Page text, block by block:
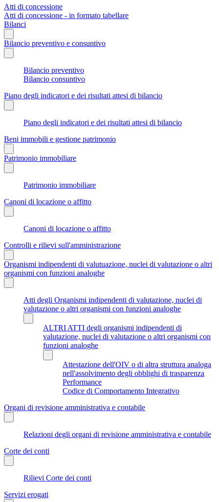
Atti di concessione
Atti di concessione - in formato tabellare
Bilanci
Bilancio preventivo e consuntivo
Bilancio preventivo
Bilancio consuntivo
Piano degli indicatori e dei risultati attesi di bilancio
Piano degli indicatori e dei risultati attesi di bilancio
Beni immobili e gestione patrimonio
Patrimonio immobiliare
Patrimonio immobiliare
Canoni di locazione o affitto
Canoni di locazione o affitto
Controlli e rilievi sull'amministrazione
Organismi indipendenti di valutuazione, nuclei di valutazione o altri
organismi con funzioni analoghe
Atti degli Organismi indipendenti di valutazione, nuclei di
valutazione o altri organismi con funzioni analoghe
ALTRI ATTI degli organismi indipendenti di
valutazione, nuclei di valutazione o altri organismi con
funzioni analoghe
Attestazione dell'OIV o di altra struttura analoga
nell'assolvimento degli obblighi di trasparenza
Performance
Codice di Comportamento Integrativo
Organi di revisione amministrativa e contabile
Relazioni degli organi di revisione amministrativa e contabile
Corte dei conti
Rilievi Corte dei conti
Servizi erogati